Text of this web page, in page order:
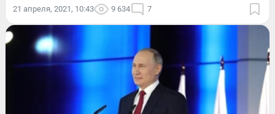
21 апреля, 2021, 10:43 9 634 7